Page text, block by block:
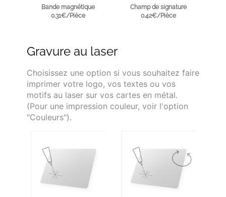
Bande magnétique
0.31€/Pièce
Champ de signature
0.42€/Pièce
Gravure au laser
Choisissez une option si vous souhaitez faire
imprimer votre logo, vos textes ou vos
motifs au laser sur vos cartes en métal.
(Pour une impression couleur, voir l'option
"Couleurs").